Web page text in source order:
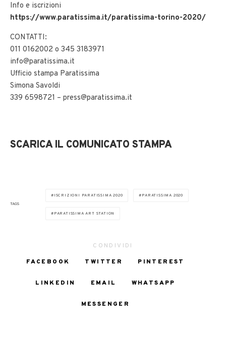
Info e iscrizioni
https://www.paratissima.it/paratissima-torino-2020/
CONTATTI:
011 0162002 o 345 3183971
info@paratissima.it
Ufficio stampa Paratissima
Simona Savoldi
339 6598721 – press@paratissima.it
SCARICA IL COMUNICATO STAMPA
TAGS
ISCRIZIONI PARATISSIMA 2020 PARATISSIMA 2020
PARATISSIMA ART STATION
CONDIVIDI
FACEBOOK
TWITTER PINTEREST
LINKEDIN EMAIL WHATSAPP
MESSENGER